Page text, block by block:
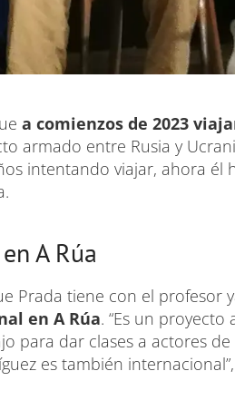
a comienzos de 2023
armado entre Rusia y
intentando viajar, ahora él
A Rúa
Prada tiene con el profesor
en A Rúa. “Es un
para dar clases a actores
es también